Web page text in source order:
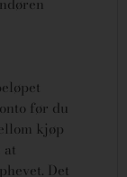
før du
kjøp
Det